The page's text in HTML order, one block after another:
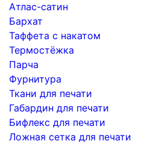
Атлас-сатин
Бархат
Таффета с накатом
Термостёжка
Парча
Фурнитура
Ткани для печати
Габардин для печати
Бифлекс для печати
Ложная сетка для печати